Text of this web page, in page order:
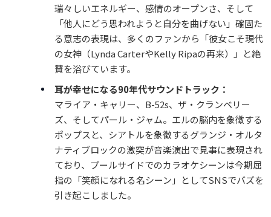
瑞々しいエネルギー、感情のオープンさ、そして
「他人にどう思われようと自分を曲げない」確固た
る意志の表現は、多くのファンから「彼女こそ現代
の女神（Lynda CarterやKelly Ripaの再来）」と絶
賛を浴びています。
耳が幸せになる90年代サウンドトラック：
マライア・キャリー、B-52s、ザ・クランベリー
ズ、そしてパール・ジャム。エルの脳内を象徴する
ポップスと、シアトルを象徴するグランジ・オルタ
ナティブロックの激突が音楽演出で見事に表現され
ており、プールサイドでのカラオケシーンは今期屈
指の「笑顔になれる名シーン」としてSNSでバズを
引き起こしました。